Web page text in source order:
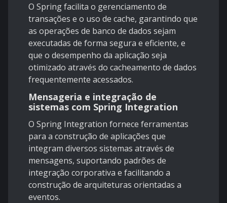
O Spring facilita o gerenciamento de
transações e o uso de cache, garantindo que
as operações de banco de dados sejam
executadas de forma segura e eficiente, e
que o desempenho da aplicação seja
otimizado através do cacheamento de dados
frequentemente acessados.
Mensageria e integração de
sistemas com Spring Integration
O Spring Integration fornece ferramentas
para a construção de aplicações que
integram diversos sistemas através de
mensagens, suportando padrões de
integração corporativa e facilitando a
construção de arquiteturas orientadas a
eventos.